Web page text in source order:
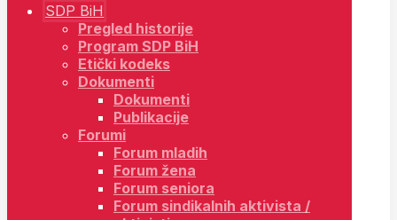
SDP BiH
Pregled historije
Program SDP BiH
Etički kodeks
Dokumenti
Dokumenti
Publikacije
Forumi
Forum mladih
Forum žena
Forum seniora
Forum sindikalnih aktivista /